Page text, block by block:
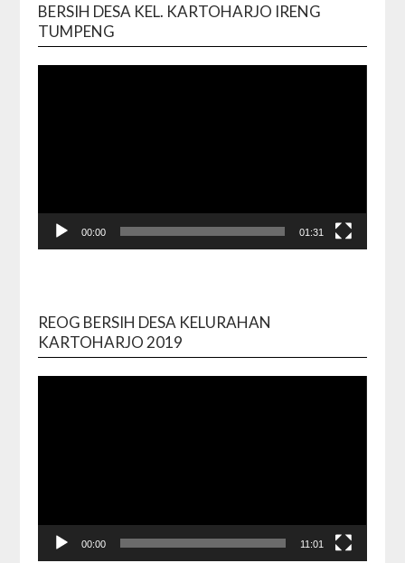
BERSIH DESA KEL. KARTOHARJO IRENG
TUMPENG
00:00 01:31
REOG BERSIH DESA KELURAHAN
KARTOHARJO 2019
00:00 11:01